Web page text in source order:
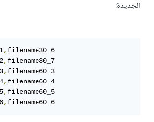
الجديدة:
,filename30_6
,filename30_7
,filename60_3
,filename60_4
,filename60_5
,filename60_6